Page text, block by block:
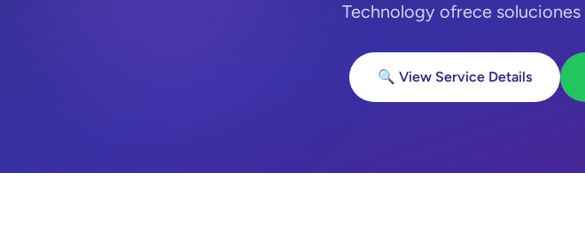
Technology ofrece soluciones
🔍 View Service Details